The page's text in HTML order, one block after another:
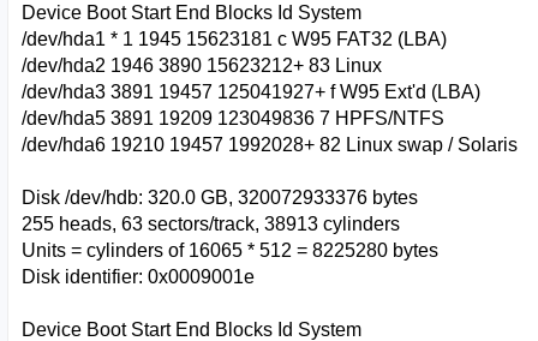
Device Boot Start End Blocks Id System
/dev/hda1 * 1 1945 15623181 c W95 FAT32 (LBA)
/dev/hda2 1946 3890 15623212+ 83 Linux
/dev/hda3 3891 19457 125041927+ f W95 Ext'd (LBA)
/dev/hda5 3891 19209 123049836 7 HPFS/NTFS
/dev/hda6 19210 19457 1992028+ 82 Linux swap / Solaris
Disk /dev/hdb: 320.0 GB, 320072933376 bytes
255 heads, 63 sectors/track, 38913 cylinders
Units = cylinders of 16065 * 512 = 8225280 bytes
Disk identifier: 0x0009001e
Device Boot Start End Blocks Id System